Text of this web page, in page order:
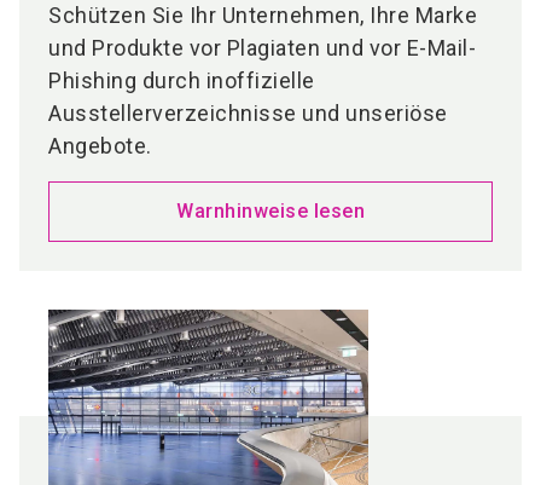
Schützen Sie Ihr Unternehmen, Ihre Marke
und Produkte vor Plagiaten und vor E-Mail-
Phishing durch inoffizielle
Ausstellerverzeichnisse und unseriöse
Angebote.
Warnhinweise lesen